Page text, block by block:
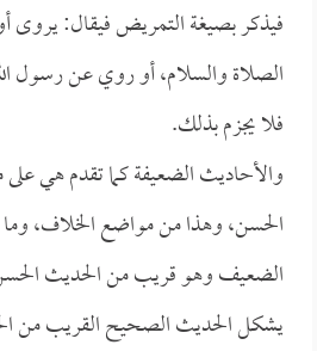
فيذكر بصيغة التمريض فيقال: يروى
الصلاة والسلام، أو روي عن رسول
فلا يجزم بذلك.
والأحاديث الضعيفة كما تقدم هي
الحسن، وهذا من مواضع الخلاف،
الضعيف وهو قريب من الحديث
يشكل الحديث الصحيح القريب من